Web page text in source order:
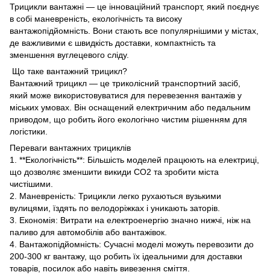
Трицикли вантажні — це інноваційний транспорт, який поєднує
в собі маневреність, екологічність та високу
вантажопідйомність. Вони стають все популярнішими у містах,
де важливими є швидкість доставки, компактність та
зменшення вуглецевого сліду.
Що таке вантажний трицикл?
Вантажний трицикл — це триколісний транспортний засіб,
який може використовуватися для перевезення вантажів у
міських умовах. Він оснащений електричним або педальним
приводом, що робить його екологічно чистим рішенням для
логістики.
Переваги вантажних трициклів
1. **Екологічність**: Більшість моделей працюють на електриці,
що дозволяє зменшити викиди CO2 та зробити міста
чистішими.
2. Маневреність: Трицикли легко рухаються вузькими
вулицями, їздять по велодоріжках і уникають заторів.
3. Економія: Витрати на електроенергію значно нижчі, ніж на
паливо для автомобілів або вантажівок.
4. Вантажопідйомність: Сучасні моделі можуть перевозити до
200-300 кг вантажу, що робить їх ідеальними для доставки
товарів, посилок або навіть вивезення сміття.